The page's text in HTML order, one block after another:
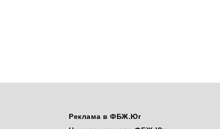
Реклама в ФБЖ.Юг